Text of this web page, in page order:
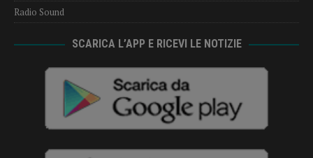
Radio Sound
SCARICA L’APP E RICEVI LE NOTIZIE